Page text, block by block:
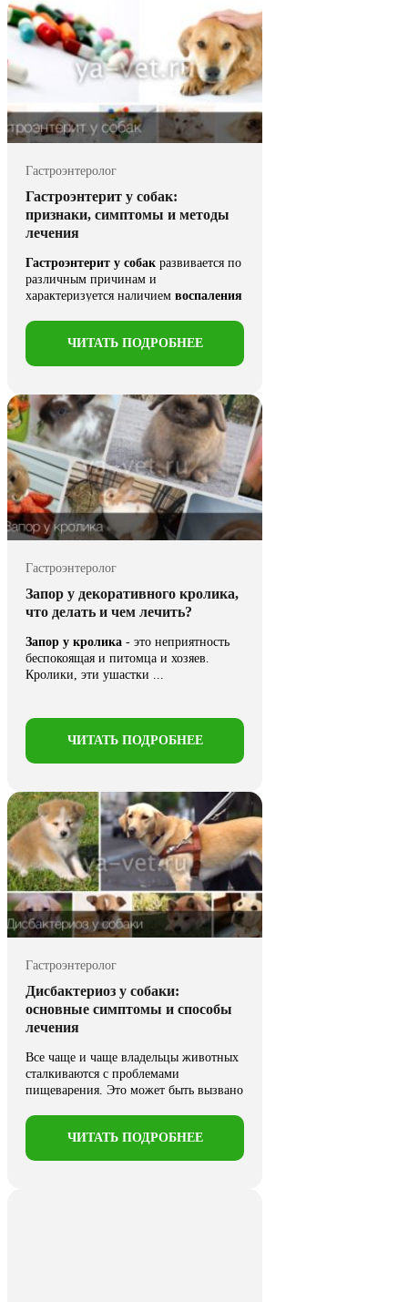
Гастроэнтеролог
Гастроэнтерит у собак:
признаки, симптомы и методы
лечения
Гастроэнтерит у собак развивается по
различным причинам и
характеризуется наличием воспаления
...
ЧИТАТЬ ПОДРОБНЕЕ
Гастроэнтеролог
Запор у декоративного кролика,
что делать и чем лечить?
Запор у кролика - это неприятность
беспокоящая и питомца и хозяев.
Кролики, эти ушастки ...
ЧИТАТЬ ПОДРОБНЕЕ
Гастроэнтеролог
Дисбактериоз у собаки:
основные симптомы и способы
лечения
Все чаще и чаще владельцы животных
сталкиваются с проблемами
пищеварения. Это может быть вызвано
ЧИТАТЬ ПОДРОБНЕЕ